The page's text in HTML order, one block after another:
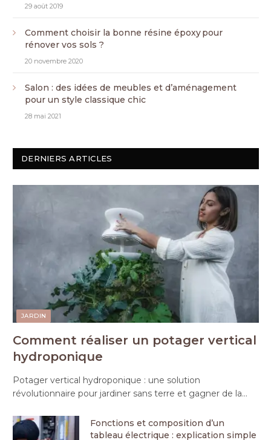
29 août 2019
Comment choisir la bonne résine époxy pour
rénover vos sols ?
20 novembre 2020
Salon : des idées de meubles et d’aménagement
pour un style classique chic
28 mai 2021
DERNIERS ARTICLES
JARDIN
Comment réaliser un potager vertical
hydroponique
Potager vertical hydroponique : une solution
révolutionnaire pour jardiner sans terre et gagner de la…
Fonctions et composition d’un
tableau électrique : explication simple